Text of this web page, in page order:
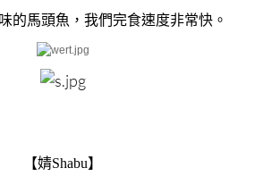
的馬頭魚，我們完食速度非常快。
【婧Shabu】